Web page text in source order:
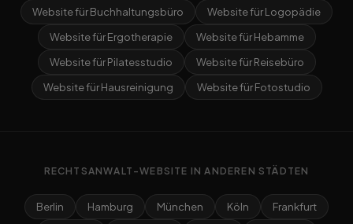
Website für Buchhaltungsbüro
Website für Logopädie
Website für Ergotherapie
Website für Hebamme
Website für Pilatesstudio
Website für Reisebüro
Website für Hausreinigung
Website für Fotostudio
RECHTSANWALT-WEBSITE IN ANDEREN STÄDTEN
Berlin Hamburg München Köln
Frankfurt